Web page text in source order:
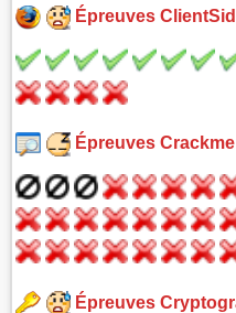
Épreuves
Épreuves Crackme
Épreuves